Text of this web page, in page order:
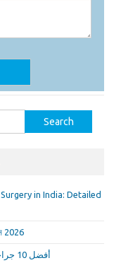
in India: Detailed
2026
أفضل 10 جراحي العمود الفقري في الهند 2026